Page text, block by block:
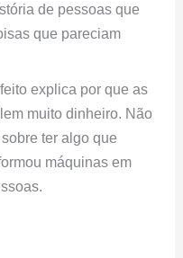
de pessoas que
que pareciam
explica por que as
muito dinheiro. Não
ter algo que
máquinas em